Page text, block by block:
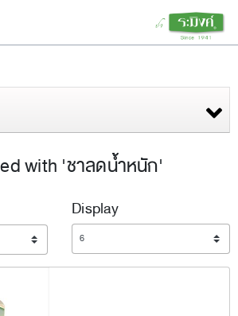
with 'ชาลดน้ำหนัก'
Display
Display